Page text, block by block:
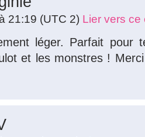
21:19 (UTC 2) Lier vers ce
léger. Parfait pour
et les monstres !